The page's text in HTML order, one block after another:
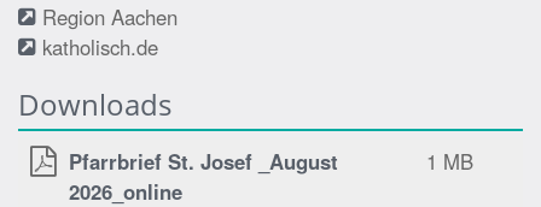
Region Aachen
katholisch.de
Downloads
Pfarrbrief St. Josef _August
2026_online
1 MB